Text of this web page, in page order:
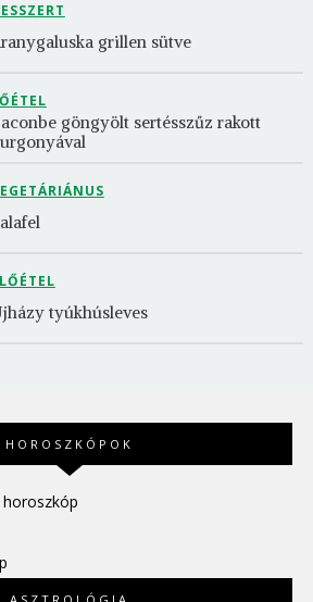
grillen sütve
göngyölt sertésszűz rakott
tyúkhúsleves
HOROSZKÓPOK